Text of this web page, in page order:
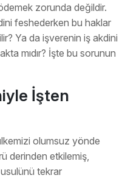
zorunda değildir.
feshederken bu haklar
Ya da işverenin iş akdini
mıdır? İşte bu sorunun
İşten
olumsuz yönde
derinden etkilemiş,
tekrar